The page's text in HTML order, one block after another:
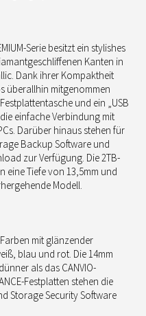
Serie besitzt ein stylishes
Kanten in
Dank ihrer Kompaktheit
überallhin mitgenommen
und ein „USB
einfache Verbindung mit
Darüber hinaus stehen für
Backup Software und
zur Verfügung. Die 2TB-
eine Tiefe von 13,5mm und
Modell.
Farben mit glänzender
blau und rot. Die 14mm
als das CANVIO-
Festplatten stehen die
Storage Security Software